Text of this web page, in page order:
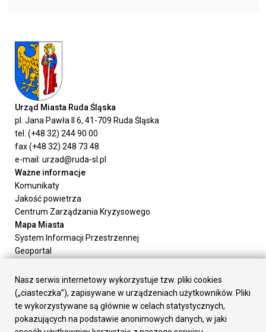
Urząd Miasta Ruda Śląska
pl. Jana Pawła II 6, 41-709 Ruda Śląska
tel. (+48 32) 244 90 00
fax (+48 32) 248 73 48
e-mail: urzad@ruda-sl.pl
Ważne informacje
Komunikaty
Jakość powietrza
Centrum Zarządzania Kryzysowego
Mapa Miasta
System Informacji Przestrzennej
Geoportal
Załatw sprawę
Prezydent Miasta
Rada Miasta
Wydziały
Elektroniczna Skrzynka Podawcza
Nasz serwis internetowy wykorzystuje tzw. pliki cookies
(„ciasteczka”), zapisywane w urządzeniach użytkowników. Pliki
te wykorzystywane są głównie w celach statystycznych,
pokazujących na podstawie anonimowych danych, w jaki